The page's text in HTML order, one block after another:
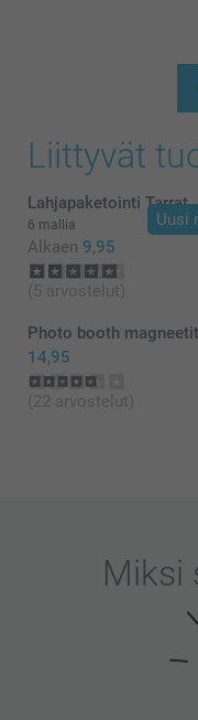
saadaksesi
Lämpimin
Liittyvät
Uusi
Lahjapaketointi Tarrat
6 mallia
Alkaen 9,95
(5 arvostelut)
Photo booth magneetit
14,95
(22 arvostelut)
Miksi